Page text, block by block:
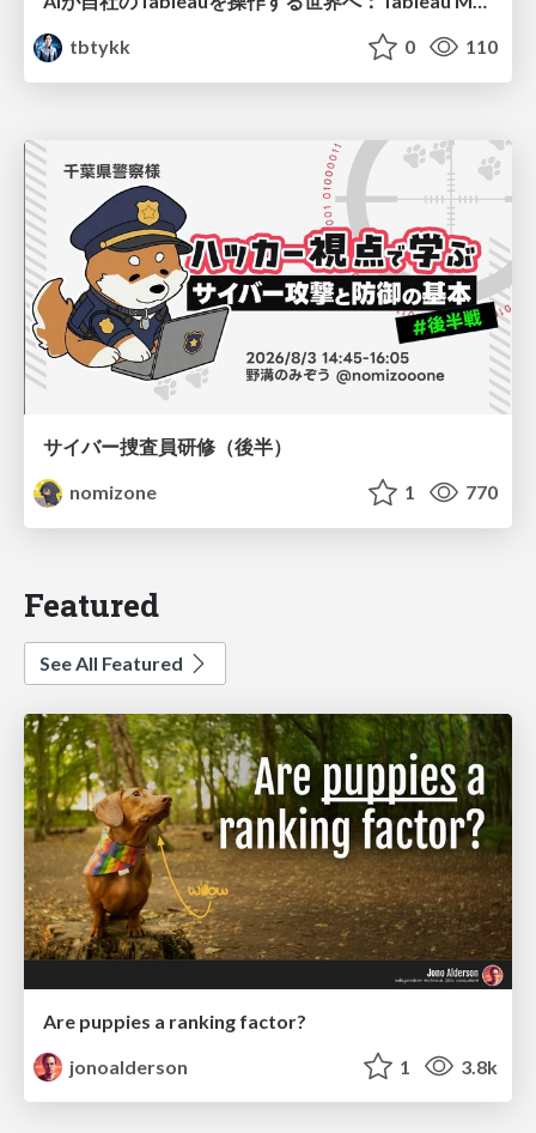
tbtykk
0 110
サイバー捜査員研修（後半）
nomizone
1 770
Featured
See All Featured
Are puppies a ranking factor?
jonoalderson
1 3.8k